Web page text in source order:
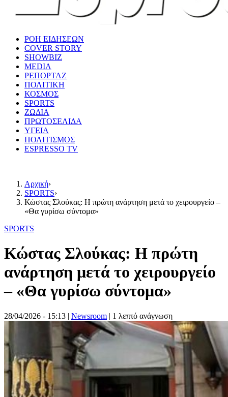
ΡΟΗ ΕΙΔΗΣΕΩΝ
COVER STORY
SHOWBIZ
MEDIA
ΡΕΠΟΡΤΑΖ
ΠΟΛΙΤΙΚΗ
ΚΟΣΜΟΣ
SPORTS
ΖΩΔΙΑ
ΠΡΩΤΟΣΕΛΙΔΑ
ΥΓΕΙΑ
ΠΟΛΙΤΙΣΜΟΣ
ESPRESSO TV
Αρχική›
SPORTS›
Κώστας Σλούκας: Η πρώτη ανάρτηση μετά το χειρουργείο –
«Θα γυρίσω σύντομα»
SPORTS
Κώστας Σλούκας: Η πρώτη
ανάρτηση μετά το χειρουργείο
– «Θα γυρίσω σύντομα»
28/04/2026 - 15:13 | Newsroom | 1 λεπτό ανάγνωση